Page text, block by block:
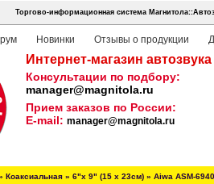
Торгово-информационная система
Новинки Отзывы о продукции
Интернет-магазин
Консультации по подбору:
manager@magnitola.ru
Прием заказов по России:
E-mail: manager@magnitola.ru
Коаксиальная » 6"х 9" (15 х 23см) » Aiwa ASM-6940